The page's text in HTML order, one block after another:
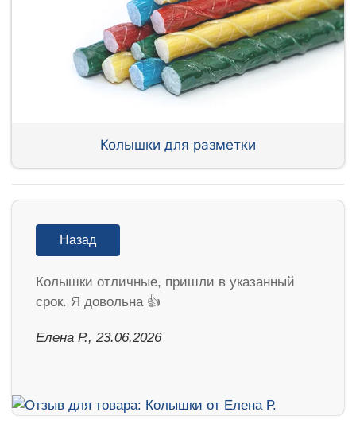
Колышки для разметки
Назад
Колышки отличные, пришли в указанный
срок. Я довольна 👍
Елена Р., 23.06.2026